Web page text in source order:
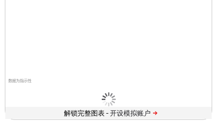
数据为指示性
解锁完整图表 -